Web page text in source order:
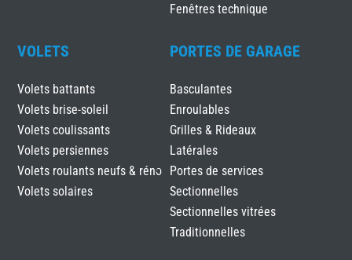
Fenêtres technique
VOLETS
Volets battants
Volets brise-soleil
Volets coulissants
Volets persiennes
Volets roulants neufs & réno
Volets solaires
PORTES DE GARAGE
Basculantes
Enroulables
Grilles & Rideaux
Latérales
Portes de services
Sectionnelles
Sectionnelles vitrées
Traditionnelles